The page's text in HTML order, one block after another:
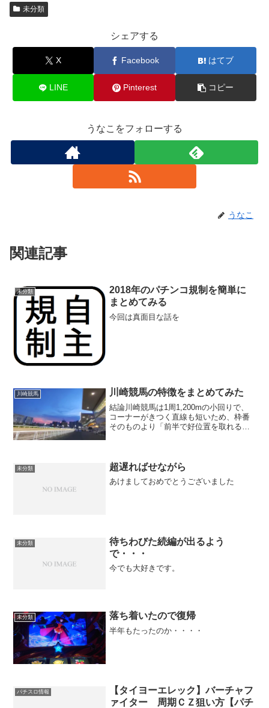
未分類
シェアする
X Facebook はてブ
LINE Pinterest コピー
うなこをフォローする
うなこ
関連記事
未分類
2018年のパチンコ規制を簡単に
まとめてみる
今回は真面目な話を
川崎競馬 川崎競馬の特徴をまとめてみた
結論川崎競馬は1周1,200mの小回りで、
コーナーがきつく直線も短いため、枠番
そのものより「前半で好位置を取れる
は依然とし...
未分類 超遅ればせながら
あけましておめでとうございました
未分類
待ちわびた続編が出るよう
で・・・
今でも大好きです。
未分類 落ち着いたので復帰
半年もたったのか・・・・
パチスロ情報
【タイヨーエレック】バーチャフ
ァイター 周期ＣＺ狙い方【パチ